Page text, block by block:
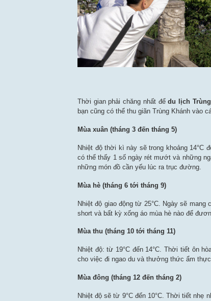
Thời gian phải chăng nhất để du lịch
bạn cũng có thể thu giãn Trùng Khánh vào
Mùa xuân (tháng 3 đến tháng 5)
Nhiệt độ thời kì này sẽ trong khoảng 14°C
có thể thấy 1 số ngày rét mướt và những
những món đồ cần yếu lúc ra trục đường.
Mùa hè (tháng 6 tới tháng 9)
Nhiệt độ giao động từ 25°C. Ngày sẽ
short và bất kỳ xống áo mùa hè nào để
Mùa thu (tháng 10 tới tháng 11)
Nhiệt độ: từ 19°C đến 14°C. Thời tiết ôn
cho việc đi ngao du và thưởng thức ẩm
Mùa đông (tháng 12 đến tháng 2)
Nhiệt độ sẽ từ 9°C đến 10°C. Thời tiết nhẹ